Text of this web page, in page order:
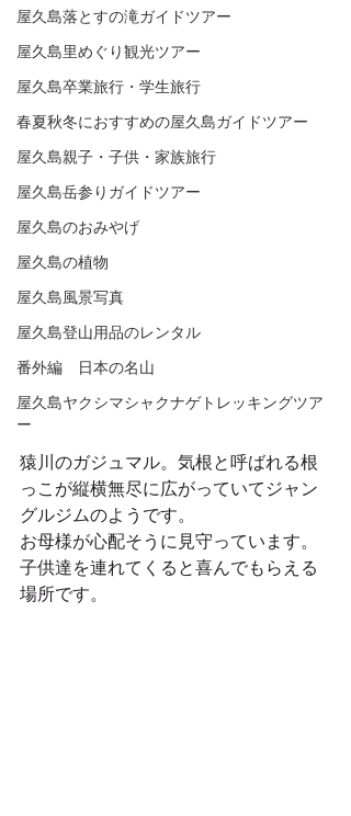
屋久島落とすの滝ガイドツアー
屋久島里めぐり観光ツアー
屋久島卒業旅行・学生旅行
春夏秋冬におすすめの屋久島ガイドツアー
屋久島親子・子供・家族旅行
屋久島岳参りガイドツアー
屋久島のおみやげ
屋久島の植物
屋久島風景写真
屋久島登山用品のレンタル
番外編 日本の名山
屋久島ヤクシマシャクナゲトレッキングツア
ー
猿川のガジュマル。気根と呼ばれる根
っこが縦横無尽に広がっていてジャン
グルジムのようです。
お母様が心配そうに見守っています。
子供達を連れてくると喜んでもらえる
場所です。